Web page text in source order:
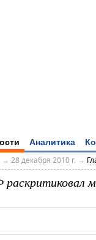
Аналитика
→ 28 декабря 2010 г. →